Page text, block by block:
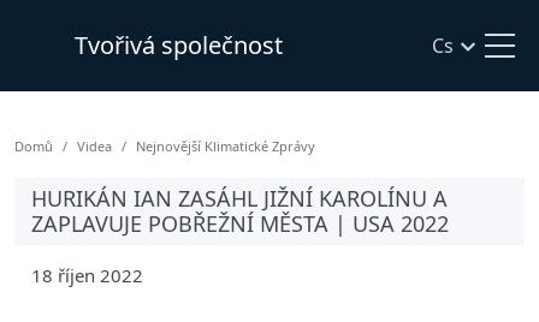
Tvořivá společnost Cs
Domů Videa Nejnovější Klimatické Zprávy
HURIKÁN IAN ZASÁHL JIŽNÍ KAROLÍNU A
ZAPLAVUJE POBŘEŽNÍ MĚSTA | USA 2022
18 říjen 2022